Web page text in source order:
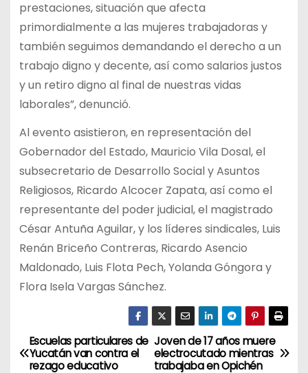
prestaciones, situación que afecta
primordialmente a las mujeres trabajadoras y
también seguimos demandando el derecho a un
trabajo digno y decente, así como salarios justos
y un retiro digno al final de nuestras vidas
laborales”, denunció.
Al evento asistieron, en representación del
Gobernador del Estado, Mauricio Vila Dosal, el
subsecretario de Desarrollo Social y Asuntos
Religiosos, Ricardo Alcocer Zapata, así como el
representante del poder judicial, el magistrado
César Antuña Aguilar, y los líderes sindicales, Luis
Renán Briceño Contreras, Ricardo Asencio
Maldonado, Luis Flota Pech, Yolanda Góngora y
Flora Isela Vargas Sánchez.
N
Joven de 17 años muere
electrocutado mientras
trabajaba en Opichén
Escuelas particulares de
Yucatán van contra el
rezago educativo